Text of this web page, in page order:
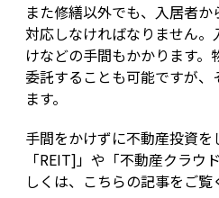
また修繕以外でも、入居者
対応しなければなりません
けなどの手間もかかります
委託することも可能ですが
ます。
手間をかけずに不動産投資
「REIT]」や「不動産クラウ
しくは、こちらの記事をご覧